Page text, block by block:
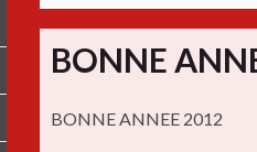
BONNE
BONNE ANNEE 2012